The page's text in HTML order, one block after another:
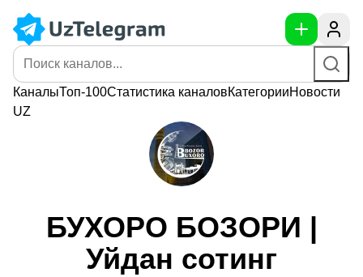
КаналыТоп-100Статистика каналовКатегорииНовости
UZ
БУХОРО БОЗОРИ |
Уйдан сотинг